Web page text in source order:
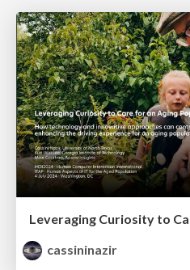
cassininazir